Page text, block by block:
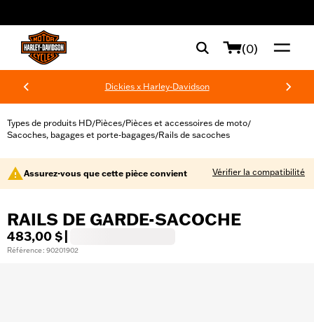
(0)
Dickies x Harley-Davidson
Types de produits HD/Pièces/Pièces et accessoires de moto/
Sacoches, bagages et porte-bagages/Rails de sacoches
Assurez-vous que cette pièce convient Vérifier la compatibilité
RAILS DE GARDE-SACOCHE
483,00 $
Référence : 90201902